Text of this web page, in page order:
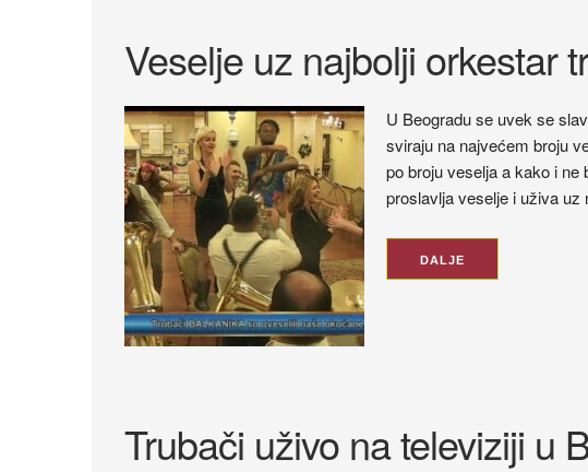
Veselje uz najbolji orkestar
U Beogradu se uvek se
sviraju na najvećem broju
po broju veselja a kako i
proslavlja veselje i uživa
DALJE
Trubači uživo na televiziji u